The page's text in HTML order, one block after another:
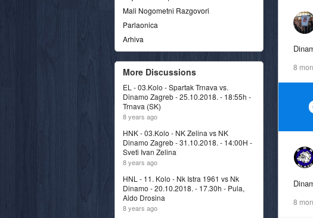
8
8
Mali Nogometni Razgovori
Parlaonica
Arhiva
More Discussions
EL - 03.Kolo - Spartak Trnava vs.
Dinamo Zagreb - 25.10.2018. - 18:55h -
Trnava (SK)
8 years ago
HNK - 03.Kolo - NK Zelina vs NK
Dinamo Zagreb - 31.10.2018. - 14:00H -
Sveti Ivan Zelina
8 years ago
HNL - 11. Kolo - Nk Istra 1961 vs Nk
Dinamo - 20.10.2018. - 17.30h - Pula,
Aldo Drosina
8 years ago